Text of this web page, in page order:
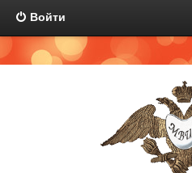
Войти